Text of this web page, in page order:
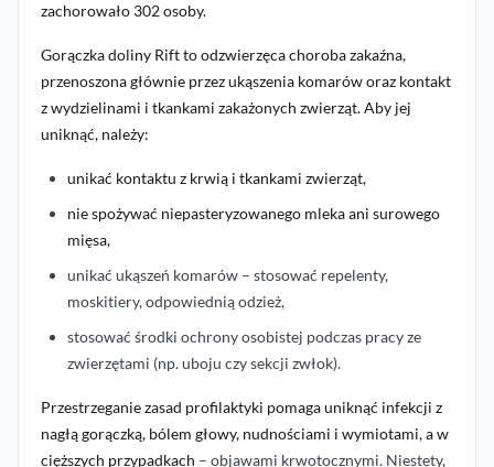
zachorowało 302 osoby.
Gorączka doliny Rift to odzwierzęca choroba zakaźna,
przenoszona głównie przez ukąszenia komarów oraz kontakt
z wydzielinami i tkankami zakażonych zwierząt. Aby jej
uniknąć, należy:
unikać kontaktu z krwią i tkankami zwierząt,
nie spożywać niepasteryzowanego mleka ani surowego
mięsa,
unikać ukąszeń komarów – stosować repelenty,
moskitiery, odpowiednią odzież,
stosować środki ochrony osobistej podczas pracy ze
zwierzętami (np. uboju czy sekcji zwłok).
Przestrzeganie zasad profilaktyki pomaga uniknąć infekcji z
nagłą gorączką, bólem głowy, nudnościami i wymiotami, a w
cięższych przypadkach – objawami krwotocznymi. Niestety,